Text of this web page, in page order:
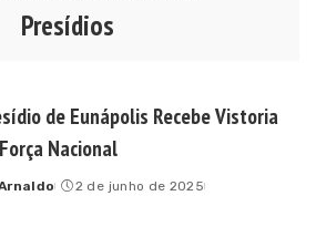
Presídios
de Eunápolis Recebe Vistoria
Nacional
2 de junho de 2025